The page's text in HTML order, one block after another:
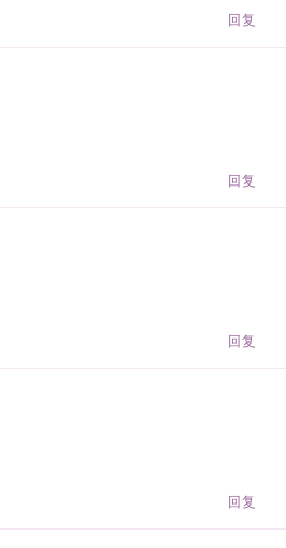
回复
回复
回复
回复